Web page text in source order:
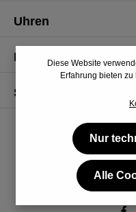
Uhren
Informationen
Service
Diese Website
Erfahrung bieten zu
Nur
Alle